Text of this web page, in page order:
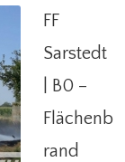
FF
Sarstedt
| B0 –
Flächenb
rand